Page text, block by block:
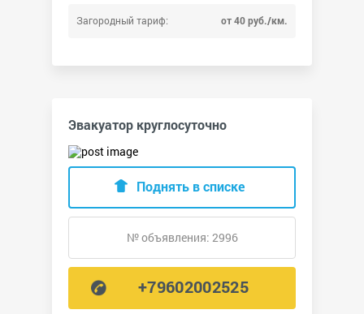
Загородный тариф: от 40 руб./км.
Эвакуатор круглосуточно
Поднять в списке
№ объявления: 2996
+79602002525